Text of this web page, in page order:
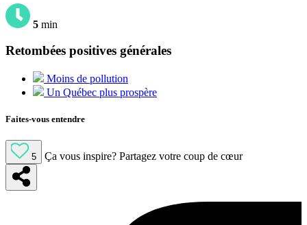
5 min
Retombées positives générales
Moins de pollution
Un Québec plus prospère
Faites-vous entendre
5 Ça vous inspire? Partagez votre coup de cœur